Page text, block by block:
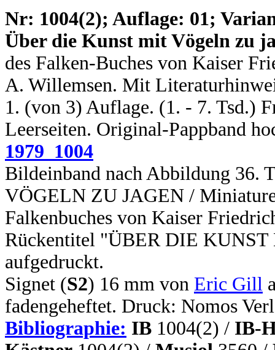
Nr: 1004(2); Auflage: 01;
Über die Kunst mit Vögeln zu
des Falken-Buches von Kaiser
A. Willemsen. Mit
1. (von 3) Auflage. (1. - 7. Tsd.)
Leerseiten. Original-Pappband
1979_1004
Bildeinband nach Abbildung
VÖGELN ZU JAGEN /
Falkenbuches von Kaiser
Rückentitel "ÜBER DIE
aufgedruckt.
Signet (S2) 16 mm von Eric Gill
fadengeheftet. Druck: Nomos
Bibliographie: IB 1004(2) / IB-